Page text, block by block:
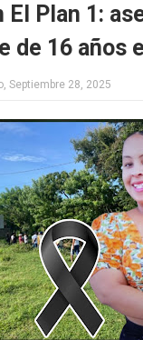
El Plan 1:
de 16 años
Septiembre 28, 2025